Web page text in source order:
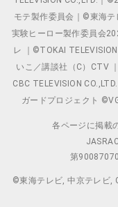
モテ製作委員会｜©東海
実験ヒーロー製作委員会
レ ｜©TOKAI
いこ／講談社（C）CTV
CBC TELEVISION
ガードプロジェクト
各ページに掲載
第
©東海テレビ, 中京テレビ,